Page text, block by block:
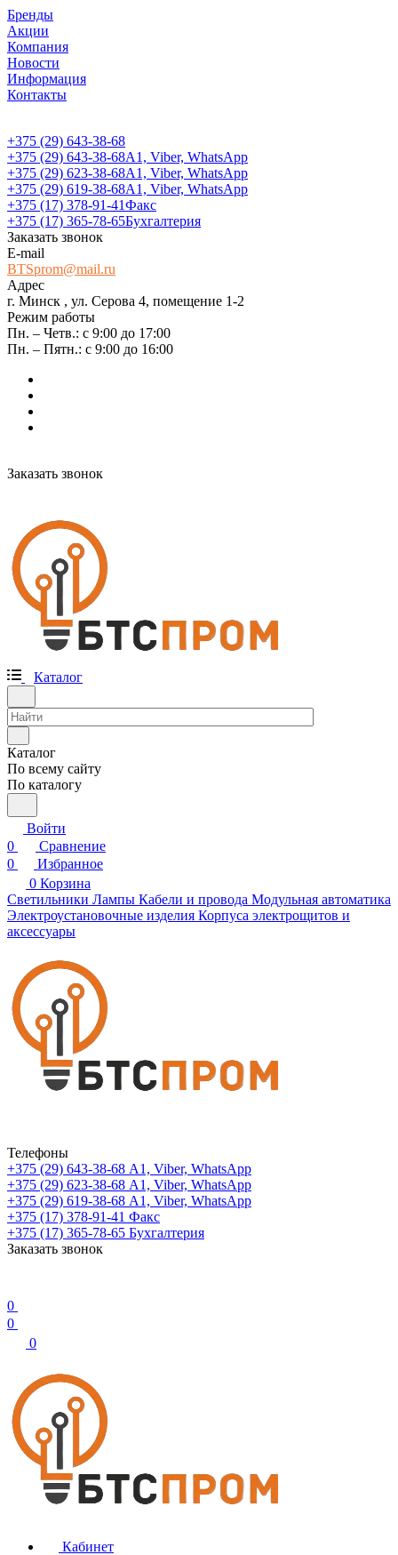
Бренды
Акции
Компания
Новости
Информация
Контакты
+375 (29) 643-38-68
+375 (29) 643-38-68А1, Viber, WhatsApp
+375 (29) 623-38-68А1, Viber, WhatsApp
+375 (29) 619-38-68А1, Viber, WhatsApp
+375 (17) 378-91-41Факс
+375 (17) 365-78-65Бухгалтерия
Заказать звонок
E-mail
BTSprom@mail.ru
Адрес
г. Минск , ул. Серова 4, помещение 1-2
Режим работы
Пн. – Четв.: с 9:00 до 17:00
Пн. – Пятн.: с 9:00 до 16:00
Заказать звонок
Каталог
Каталог
По всему сайту
По каталогу
Войти
0
Сравнение
0
Избранное
0 Корзина
Светильники Лампы Кабели и провода Модульная автоматика
Электроустановочные изделия Корпуса электрощитов и
аксессуары
Телефоны
+375 (29) 643-38-68 А1, Viber, WhatsApp
+375 (29) 623-38-68 А1, Viber, WhatsApp
+375 (29) 619-38-68 А1, Viber, WhatsApp
+375 (17) 378-91-41 Факс
+375 (17) 365-78-65 Бухгалтерия
Заказать звонок
0
0
0
Кабинет